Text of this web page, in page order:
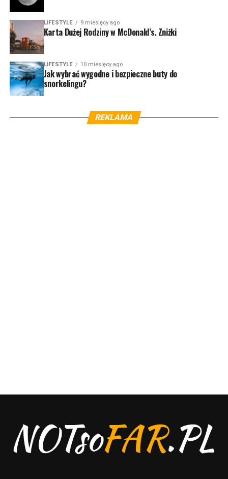
LIFESTYLE 9 miesięcy ago
Karta Dużej Rodziny w McDonald’s. Zniżki
LIFESTYLE 10 miesięcy ago
Jak wybrać wygodne i bezpieczne buty do
snorkelingu?
REKLAMA